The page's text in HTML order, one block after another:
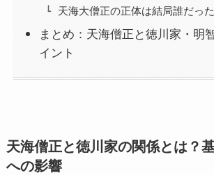
天海大僧正の正体は結局誰だっ
まとめ：天海僧正と徳川家・明
イント
天海僧正と徳川家の関係とは？
への影響